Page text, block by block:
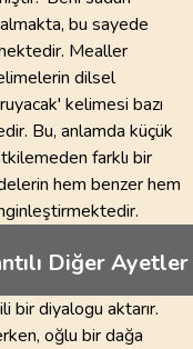
bu sayede
Mealler
dilsel
kelimesi bazı
Bu, anlamda küçük
farklı bir
hem benzer hem
Diğer Ayetler
bir diyalogu aktarır.
oğlu bir dağa